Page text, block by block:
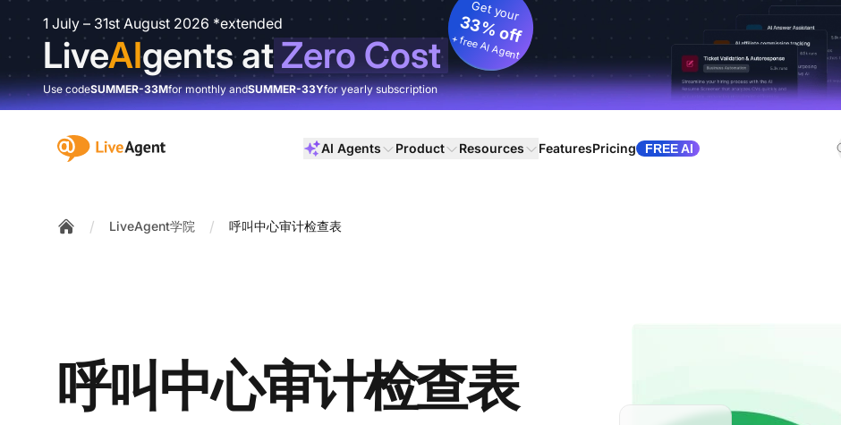
1 July – 31st August 2026 *extended
LiveAIgents atZero Cost
Get your
33% off
+ free AI Agent
Use codeSUMMER-33Mfor monthly andSUMMER-33Yfor yearly subscription
:site.title AI Agents Product Resources FeaturesPricing FREE AI
/ LiveAgent学院 / 呼叫中心审计检查表
呼叫中心审计检查表